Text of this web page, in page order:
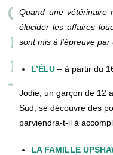
Quand une vétérinaire
élucider les affaires
sont mis à l’épreuve
L’ÉLU – à partir du
Jodie, un garçon de 12
Sud, se découvre des
parviendra-t-il à
LA FAMILLE